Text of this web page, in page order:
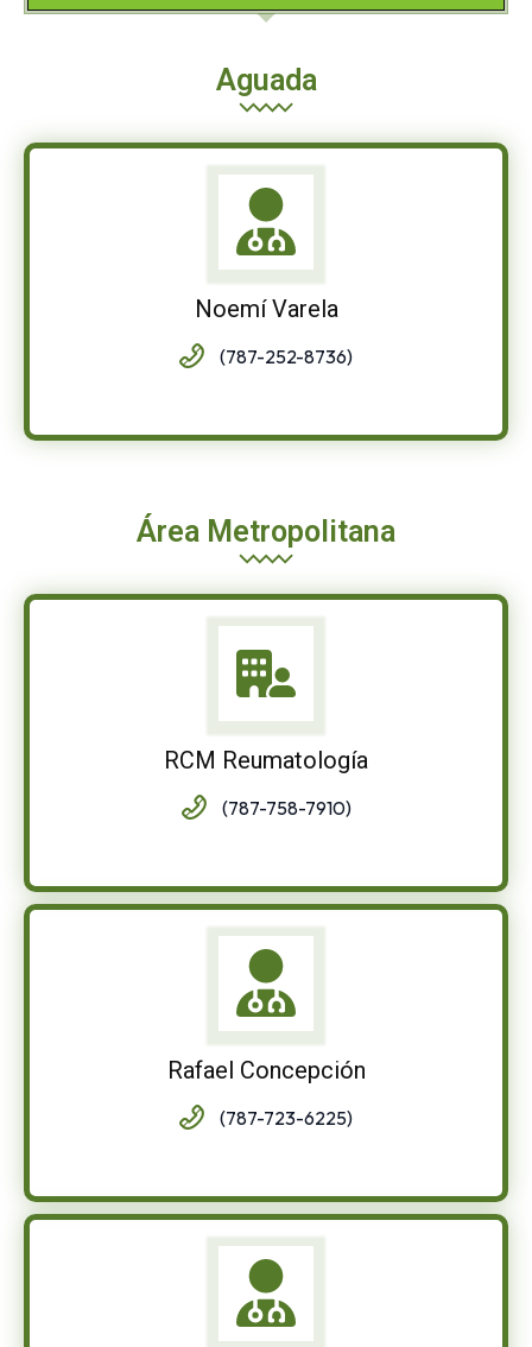
Aguada
Noemí Varela
(787-252-8736)
Área Metropolitana
RCM Reumatología
(787-758-7910)
Rafael Concepción
(787-723-6225)